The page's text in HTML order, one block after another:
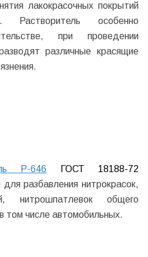
лакокрасочных покрытий
Растворитель особенно
при проведении
различные красящие
Р-646 ГОСТ 18188-72
для разбавления нитрокрасок,
нитрошпатлевок общего
том числе автомобильных.